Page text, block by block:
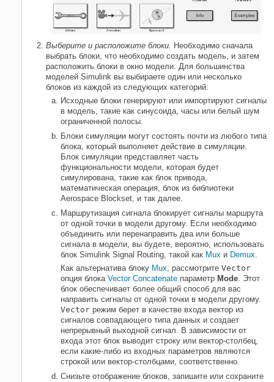
Выберите и расположите блоки. Необходимо сначала
выбрать блоки, что необходимо создать модель, и затем
расположить блоки в окно модели. Для большинства
моделей Simulink вы выбираете один или несколько
блоков из каждой из следующих категорий:
Исходные блоки генерируют или импортируют сигналы
в модель, такие как синусоида, часы или белый шум
ограниченной полосы.
Блоки симуляции могут состоять почти из любого типа
блока, который выполняет действие в симуляции.
Блок симуляции представляет часть
функциональности модели, которая будет
симулирована, такие как блок привода,
математическая операция, блок из библиотеки
Aerospace Blockset, и так далее.
Маршрутизация сигнала блокирует сигналы маршрута
от одной точки в модели другому. Если необходимо
объединить или перенаправить два или больше
сигнала в модели, вы будете, вероятно, использовать
блок Simulink Signal Routing, такой как Mux и Demux.
Как альтернатива блоку Mux, рассмотрите Vector
опция блока Vector Concatenate параметр Mode. Этот
блок обеспечивает более общий способ для вас
направить сигналы от одной точки в модели другому.
Vector режим берет в качестве входа вектор из
сигналов совпадающего типа данных и создает
непрерывный выходной сигнал. В зависимости от
входа этот блок выводит строку или вектор-столбец,
если какие-либо из входных параметров являются
строкой или вектор-столбцами, соответственно.
Снизьте отображение блоков, запишите или сохраните